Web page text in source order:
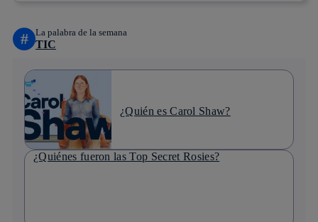
# La palabra de la semana
TIC
¿Quién es Carol Shaw?
¿Quiénes fueron las Top Secret Rosies?